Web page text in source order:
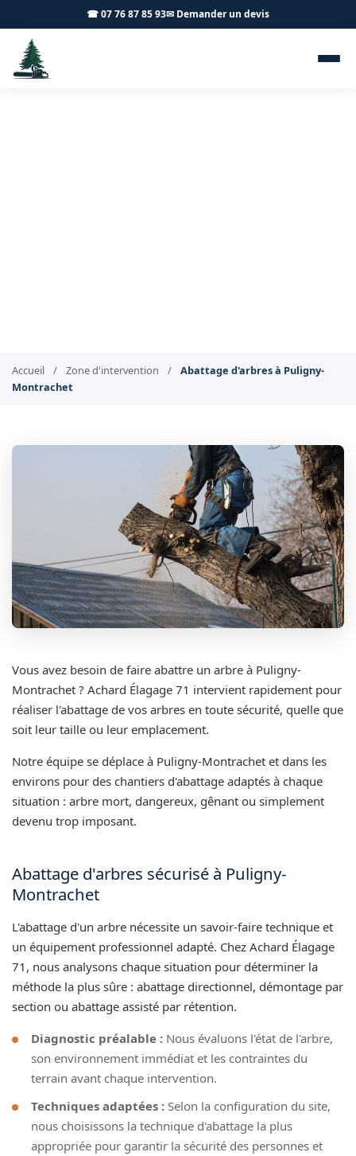
☎ 07 76 87 85 93✉ Demander un devis
Accueil / Zone d'intervention /
Abattage d'arbres à Puligny-
Montrachet
Vous avez besoin de faire abattre un arbre à Puligny-
Montrachet ? Achard Élagage 71 intervient rapidement pour
réaliser l'abattage de vos arbres en toute sécurité, quelle que
soit leur taille ou leur emplacement.
Notre équipe se déplace à Puligny-Montrachet et dans les
environs pour des chantiers d'abattage adaptés à chaque
situation : arbre mort, dangereux, gênant ou simplement
devenu trop imposant.
Abattage d'arbres sécurisé à Puligny-
Montrachet
L'abattage d'un arbre nécessite un savoir-faire technique et
un équipement professionnel adapté. Chez Achard Élagage
71, nous analysons chaque situation pour déterminer la
méthode la plus sûre : abattage directionnel, démontage par
section ou abattage assisté par rétention.
Diagnostic préalable : Nous évaluons l'état de l'arbre,
son environnement immédiat et les contraintes du
terrain avant chaque intervention.
Techniques adaptées : Selon la configuration du site,
nous choisissons la technique d'abattage la plus
appropriée pour garantir la sécurité des personnes et